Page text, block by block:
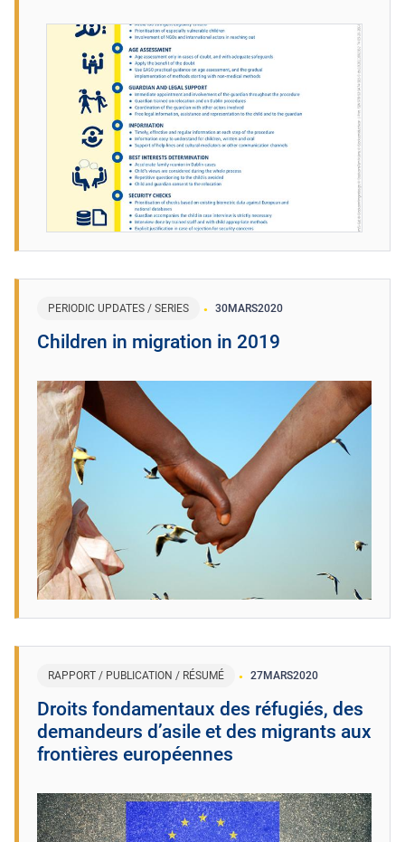
PERIODIC UPDATES / SERIES 30MARS2020
Children in migration in 2019
RAPPORT / PUBLICATION / RÉSUMÉ 27MARS2020
Droits fondamentaux des réfugiés, des
demandeurs d’asile et des migrants aux
frontières européennes